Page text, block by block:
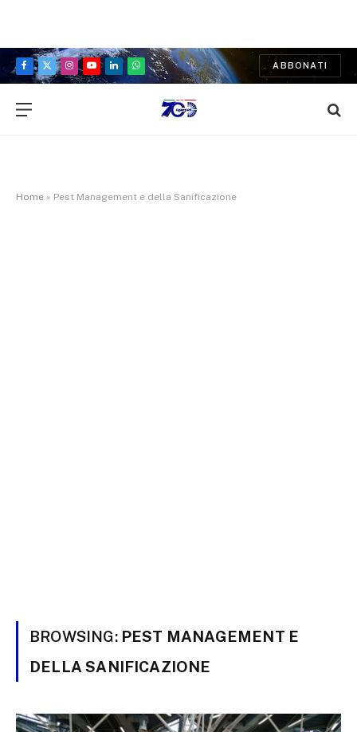
Facebook
X
Instagram
YouTubeLinkedInWhatsApp
ABBONATI
Home » Pest Management e della Sanificazione
BROWSING: PEST MANAGEMENT E
DELLA SANIFICAZIONE